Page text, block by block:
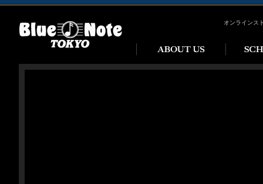
オンラインス